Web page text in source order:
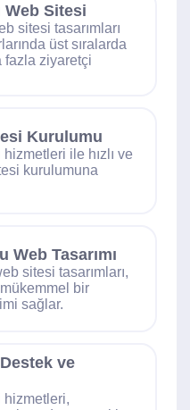
Web Sitesi
sitesi tasarımları
üst sıralarda
fazla ziyaretçi
Kurulumu
ile hızlı ve
kurulumuna
Web Tasarımı
sitesi tasarımları,
bir
sağlar.
ve
hizmetleri,